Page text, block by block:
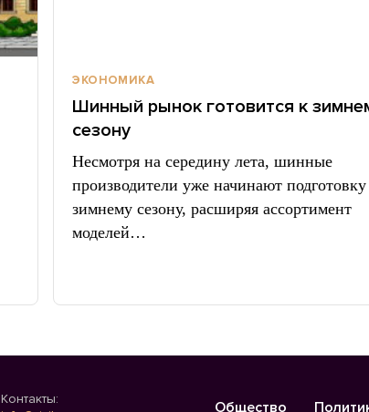
ЭКОНОМИКА
Шинный рынок готовится к
сезону
Несмотря на середину лета, шинные
производители уже начинают
зимнему сезону, расширяя ассортимент
моделей…
Контакты:
Общество